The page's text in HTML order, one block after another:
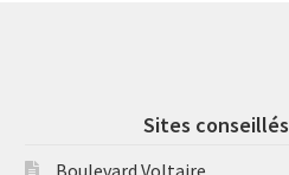
Sites conseillés